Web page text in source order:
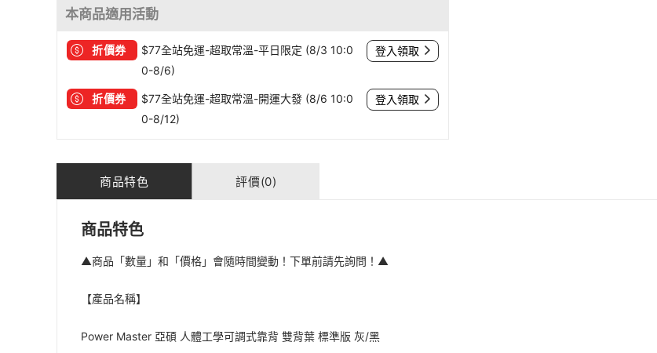
本商品適用活動
折價券
$77全站免運-超取常溫-平日限定 (8/3 10:0
0-8/6)
登入領取
折價券
$77全站免運-超取常溫-開運大發 (8/6 10:0
0-8/12)
登入領取
商品特色 評價(0)
商品特色
▲商品「數量」和「價格」會隨時間變動！下單前請先詢問！▲
【產品名稱】
Power Master 亞碩 人體工學可調式靠背 雙背葉 標準版 灰/黑